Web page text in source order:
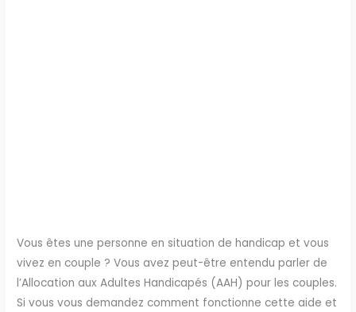
Vous êtes une personne en situation de handicap et vous
vivez en couple ? Vous avez peut-être entendu parler de
l’Allocation aux Adultes Handicapés (AAH) pour les couples.
Si vous vous demandez comment fonctionne cette aide et